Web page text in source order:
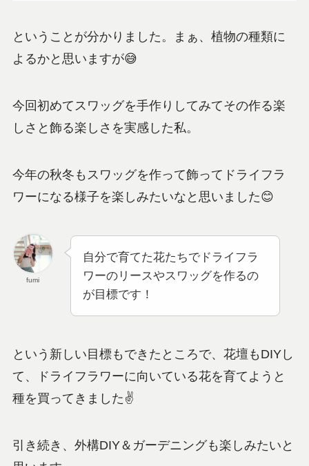
ということが分かりました。まぁ、植物の種類に
よるかと思いますが😅
今回初めてスワッグを手作りしてみてその作る楽
しさと飾る楽しさを実感した私。
今年の秋冬もスワッグを作って飾ってドライフラ
ワーになる様子を楽しみたいなと思いました😊
fumi
自分で育てた花たちでドライフラ
ワーのリースやスワッグを作るの
が目標です！
という新しい目標もできたところで、花壇もDIYし
て、ドライフラワーに向いている花を育てようと
種を買ってきました✌
引き続き、外構DIY＆ガーデニングも楽しみたいと